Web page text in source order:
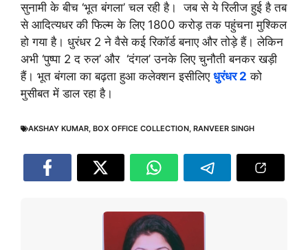
सुनामी के बीच ‘भूत बंगला’ चल रही है। जब से ये रिलीज हुई है तब
से आदित्यधर की फिल्म के लिए 1800 करोड़ तक पहुंचना मुश्किल
हो गया है। धुरंधर 2 ने वैसे कई रिकॉर्ड बनाए और तोड़े हैं। लेकिन
अभी ‘पुष्पा 2 द रुल’ और ‘दंगल’ उनके लिए चुनौती बनकर खड़ी
हैं। भूत बंगला का बढ़ता हुआ कलेक्शन इसीलिए धुरंधर 2 को
मुसीबत में डाल रहा है।
AKSHAY KUMAR, BOX OFFICE COLLECTION, RANVEER SINGH